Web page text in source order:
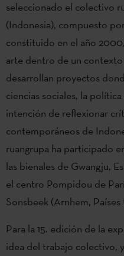
seleccionado el colectivo
(Indonesia), compuesto
constituido en el año
arte dentro de un
desarrollan proyectos
ciencias sociales, la
intención de reflexionar
contemporáneos de
ruangrupa ha participado
las bienales de Gwangju,
el centro Pompidou de
Sonsbeek (Arnhem, Países
Para la 15. edición de la
idea del trabajo colectivo,